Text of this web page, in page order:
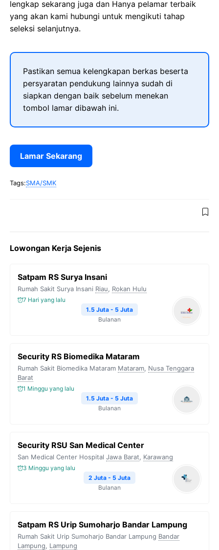
lengkap sekarang juga dan Hanya pelamar terbaik
yang akan kami hubungi untuk mengikuti tahap
seleksi selanjutnya.
Pastikan semua kelengkapan berkas beserta
persyaratan pendukung lainnya sudah di
siapkan dengan baik sebelum menekan
tombol lamar dibawah ini.
Lamar Sekarang
Tags:SMA/SMK
Lowongan Kerja Sejenis
Satpam RS Surya Insani
Rumah Sakit Surya Insani Riau, Rokan Hulu
7 Hari yang lalu
1.5 Juta - 5 Juta
Bulanan
Security RS Biomedika Mataram
Rumah Sakit Biomedika Mataram Mataram, Nusa Tenggara
Barat
1 Minggu yang lalu
1.5 Juta - 5 Juta
Bulanan
Security RSU San Medical Center
San Medical Center Hospital Jawa Barat, Karawang
3 Minggu yang lalu
2 Juta - 5 Juta
Bulanan
Satpam RS Urip Sumoharjo Bandar Lampung
Rumah Sakit Urip Sumoharjo Bandar Lampung Bandar
Lampung, Lampung